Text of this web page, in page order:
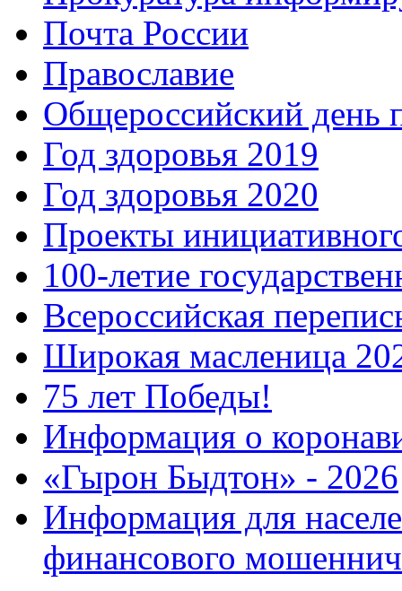
Почта России
Православие
Общероссийский день
Год здоровья 2019
Год здоровья 2020
Проекты
100-летие
Всероссийская
Широкая масленица
75 лет Победы!
Информация о
«Гырон Быдтон» - 2026
Информация для
финансового